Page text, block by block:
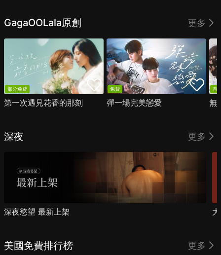
GagaOOLala原創 更多
部分免費
第一次遇見花香的那刻
免費
彈一場完美戀愛
首
無
深夜 更多
深夜慾望 最新上架
美國免費排行榜 更多